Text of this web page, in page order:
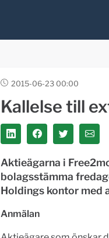
2015-06-23 00:00
Kallelse till
Aktieägarna i
bolagsstämma
Holdings kontor med
Anmälan